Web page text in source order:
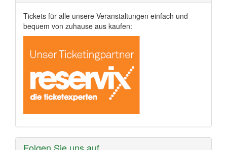
Tickets für alle unsere Veranstaltungen einfach und
bequem von zuhause aus kaufen: